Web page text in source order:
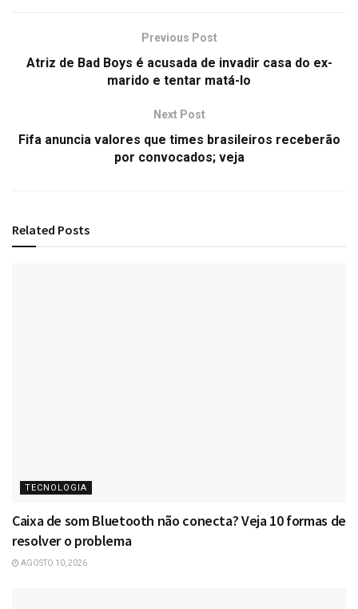
Previous Post
Atriz de Bad Boys é acusada de invadir casa do ex-
marido e tentar matá-lo
Next Post
Fifa anuncia valores que times brasileiros receberão
por convocados; veja
Related Posts
TECNOLOGIA
Caixa de som Bluetooth não conecta? Veja 10 formas de
resolver o problema
AGOSTO 10, 2026